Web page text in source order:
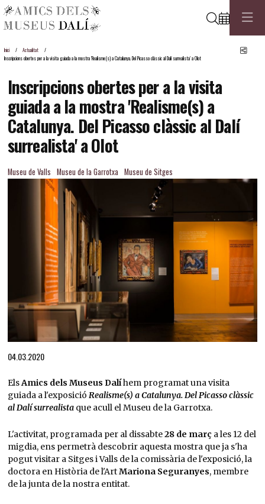
Cerca
Inici
Actualitat
Inscripcions obertes per a la visita guiada a la mostra 'Realisme(s) a Catalunya. Del Picasso clàssic al Dalí surrealista' a Olot
Inscripcions obertes per a la visita
guiada a la mostra 'Realisme(s) a
Catalunya. Del Picasso clàssic al Dalí
surrealista' a Olot
Museu de Valls Museu de la Garrotxa Museu de Sitges
04.03.2020
ElsAmics dels Museus Dalíhem programat una visita
guiada a l'exposició Realisme(s) a Catalunya. Del Picasso clàssic
al Dalí surrealistaque acull el Museu de la Garrotxa.
L'activitat, programada per al dissabte28 de març a les 12 del
migdia, ens permetrà descobrir aquesta mostra que ja s'ha
pogut visitar a Sitges i Valls de la comissària de l'exposició, la
doctora en Història de l'ArtMariona Seguranyes, membre
de la junta de la nostra entitat.